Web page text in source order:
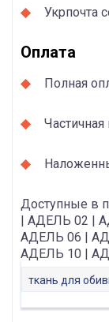
Укрпочта
Оплата
Полная
Частичная
Доступные в
| АДЕЛЬ 02 |
АДЕЛЬ 06 |
АДЕЛЬ 10 |
ткань для